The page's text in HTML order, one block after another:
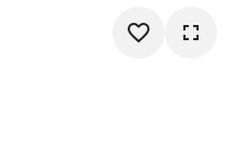
favorite_border fullscreen